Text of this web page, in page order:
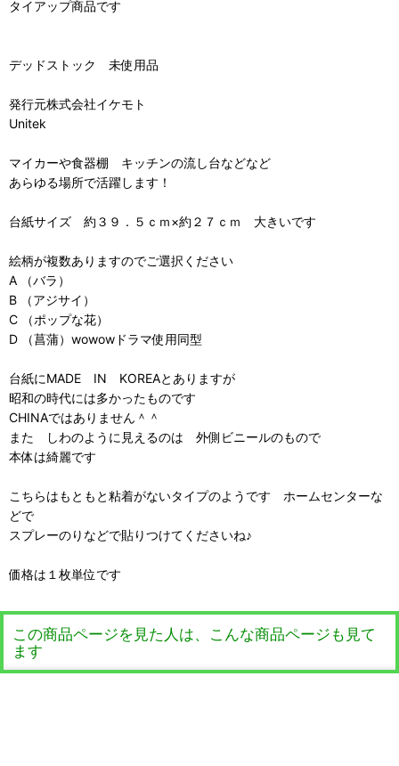
タイアップ商品です
デッドストック 未使用品
発行元株式会社イケモト
Unitek
マイカーや食器棚 キッチンの流し台などなど
あらゆる場所で活躍します！
台紙サイズ 約３９．５ｃｍ×約２７ｃｍ 大きいです
絵柄が複数ありますのでご選択ください
A （バラ）
B （アジサイ）
C （ポップな花）
D （菖蒲）wowowドラマ使用同型
台紙にMADE IN KOREAとありますが
昭和の時代には多かったものです
CHINAではありません＾＾
また しわのように見えるのは 外側ビニールのもので
本体は綺麗です
こちらはもともと粘着がないタイプのようです ホームセンターな
どで
スプレーのりなどで貼りつけてくださいね♪
価格は１枚単位です
この商品ページを見た人は、こんな商品ページも見て
ます